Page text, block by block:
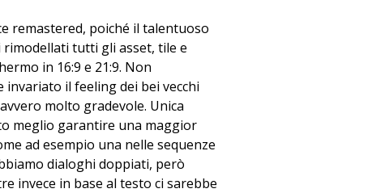
remastered, poiché il talentuoso
tutti gli asset, tile e
in 16:9 e 21:9. Non
il feeling dei bei vecchi
molto gradevole. Unica
meglio garantire una maggior
ad esempio una nelle sequenze
dialoghi doppiati, però
invece in base al testo ci sarebbe